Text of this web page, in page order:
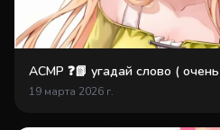
АСМР ❓️📗 угадай слово (
19 марта 2026 г.